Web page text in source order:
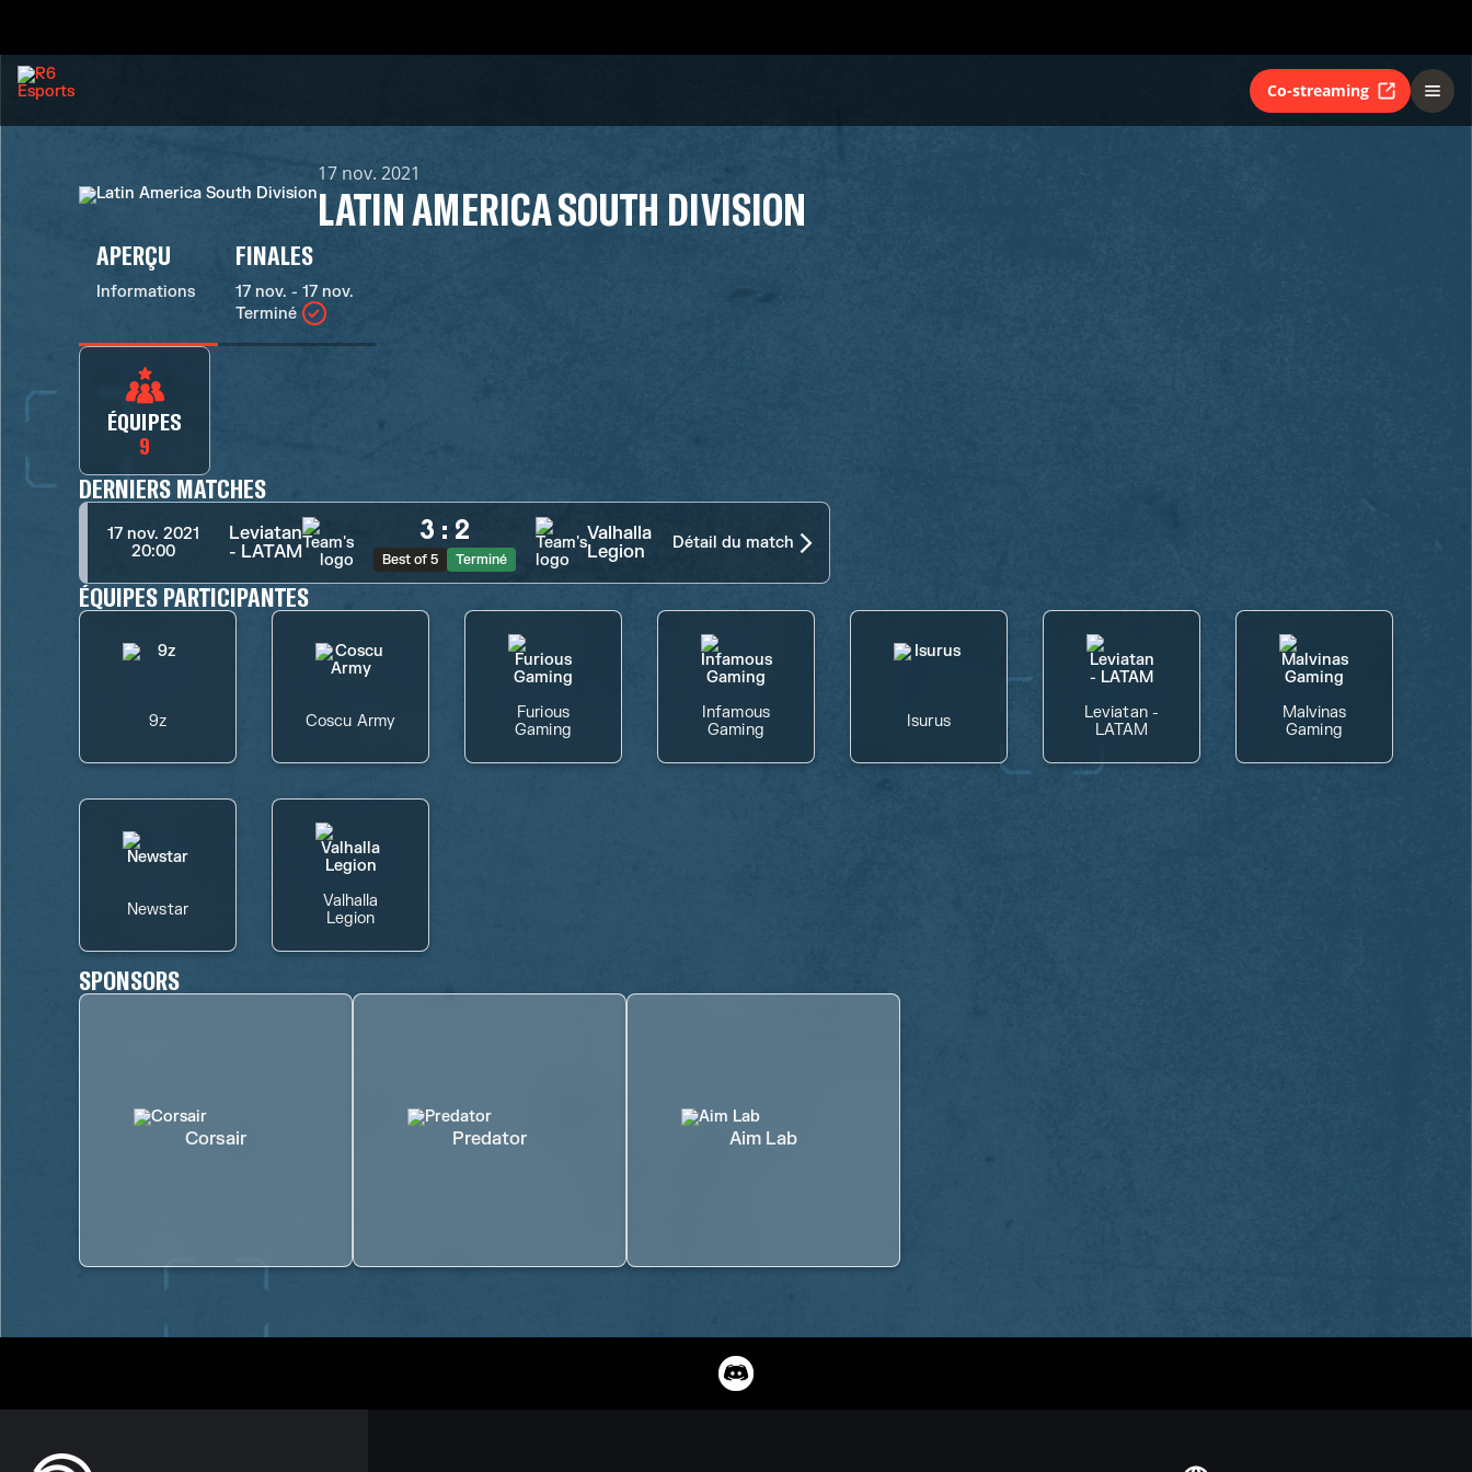
Co-streaming
17 nov. 2021
LATIN AMERICA SOUTH DIVISION
APERÇU
Informations
FINALES
17 nov. - 17 nov.
Terminé
ÉQUIPES
9
DERNIERS MATCHES
17 nov. 2021
20:00
Leviatan
- LATAM
3 : 2
Best of 5 Terminé
Valhalla
Legion
Détail du match
ÉQUIPES PARTICIPANTES
9z Coscu Army
Furious
Gaming
Infamous
Gaming
Isurus
Leviatan -
LATAM
Malvinas
Gaming
Newstar
Valhalla
Legion
SPONSORS
Corsair Predator Aim Lab